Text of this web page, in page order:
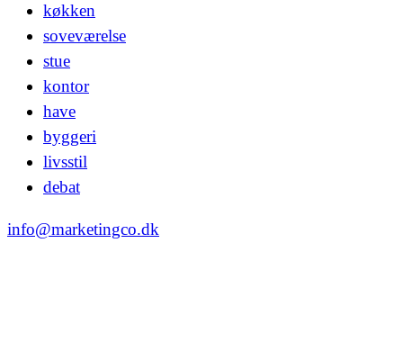
køkken
soveværelse
stue
kontor
have
byggeri
livsstil
debat
info@marketingco.dk